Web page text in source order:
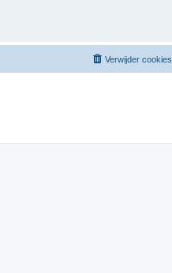
Verwijder cookies